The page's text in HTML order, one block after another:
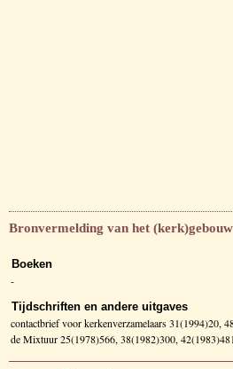
Bronvermelding van het (kerk)gebouw
Boeken
-
Tijdschriften en andere uitgaves
contactbrief voor kerkenverzamelaars 31(1994)20,
de Mixtuur 25(1978)566, 38(1982)300, 42(1983)481